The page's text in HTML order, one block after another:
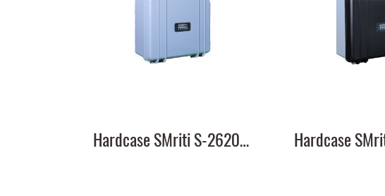
Hardcase SMriti S-2620 white